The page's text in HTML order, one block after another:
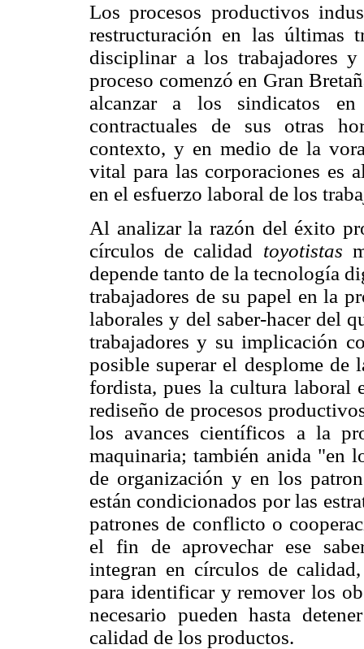
Los procesos productivos
restructuración en las últimas
disciplinar a los trabajadores
proceso comenzó en Gran
alcanzar a los sindicatos
contractuales de sus otras
contexto, y en medio de la
vital para las corporaciones es
en el esfuerzo laboral de los
Al analizar la razón del éxito
círculos de calidad toyotistas
depende tanto de la tecnología
trabajadores de su papel en la
laborales y del saber-hacer del
trabajadores y su implicación
posible superar el desplome
fordista, pues la cultura laboral
rediseño de procesos
los avances científicos a la
maquinaria; también anida "en
de organización y en los
están condicionados por las
patrones de conflicto o
el fin de aprovechar ese
integran en círculos de
para identificar y remover los
necesario pueden hasta
calidad de los productos.